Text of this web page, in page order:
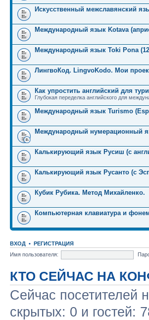
Искусственный межславянский
Международный язык Kotava
Международный язык Toki Pona
ЛингвоКод. LingvoKodo. Мои
Как упростить английский для
Глубокая переделка английского для
Международный язык Turismo
Международный нумерационный
Калькирующий язык Русиш (с
Калькирующий язык Русанто (с
Кубик Рубика. Метод Михайленко.
Компьютерная клавиатура и
ВХОД • РЕГИСТРАЦИЯ
Имя пользователя:
КТО СЕЙЧАС НА
Сейчас посетителей
скрытых: 0 и гостей: